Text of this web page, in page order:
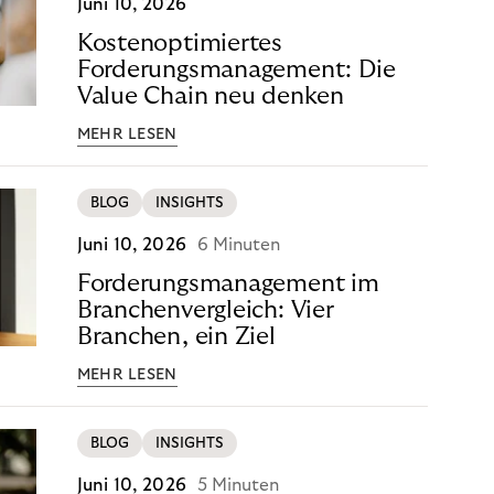
Juni 10, 2026
Kostenoptimiertes
Forderungsmanagement: Die
Value Chain neu denken
MEHR LESEN
BLOG INSIGHTS
Juni 10, 2026 6 Minuten
Forderungsmanagement im
Branchenvergleich: Vier
Branchen, ein Ziel
MEHR LESEN
BLOG INSIGHTS
Juni 10, 2026 5 Minuten